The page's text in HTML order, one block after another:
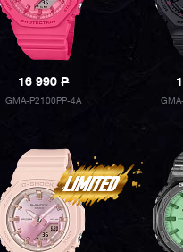
16 990P
GMA-P2100PP-4A